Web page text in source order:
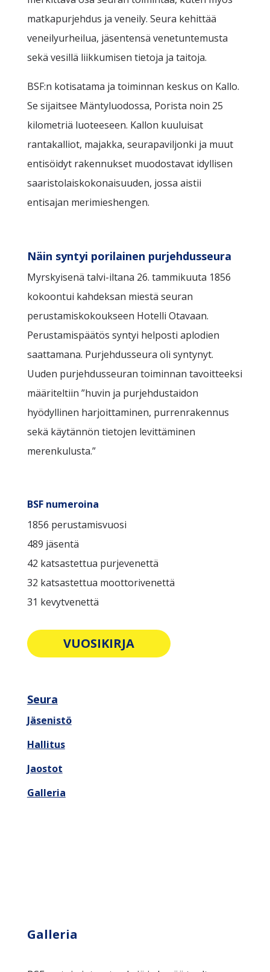
matkapurjehdus ja veneily. Seura kehittää
veneilyurheilua, jäsentensä venetuntemusta
sekä vesillä liikkumisen tietoja ja taitoja.
BSF:n kotisatama ja toiminnan keskus on Kallo.
Se sijaitsee Mäntyluodossa, Porista noin 25
kilometriä luoteeseen. Kallon kuuluisat
rantakalliot, majakka, seurapaviljonki ja muut
entisöidyt rakennukset muodostavat idyllisen
saaristolaiskokonaisuuden, jossa aistii
entisajan merimieshengen.
Näin syntyi porilainen purjehdusseura
Myrskyisenä talvi-iltana 26. tammikuuta 1856
kokoontui kahdeksan miestä seuran
perustamiskokoukseen Hotelli Otavaan.
Perustamispäätös syntyi helposti aplodien
saattamana. Purjehdusseura oli syntynyt.
Uuden purjehdusseuran toiminnan tavoitteeksi
määriteltiin ”huvin ja purjehdustaidon
hyödyllinen harjoittaminen, purrenrakennus
sekä käytännön tietojen levittäminen
merenkulusta.”
BSF numeroina
1856 perustamisvuosi
489 jäsentä
42 katsastettua purjevenettä
32 katsastettua moottorivenettä
31 kevytvenettä
VUOSIKIRJA
Seura
Jäsenistö
Hallitus
Jaostot
Galleria
Galleria